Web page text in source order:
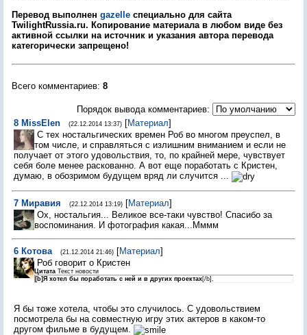
Перевод выполнен gazelle специально для сайта
TwilightRussia.ru. Копирование материала в любом виде без
активной ссылки на источник и указания автора перевода
категорически запрещено!
Всего комментариев: 8
Порядок вывода комментариев:
8 MissElen (22.12.2014 13:37) [Материал]
С тех ностальгических времен Роб во многом преуспел, в
том числе, и справляться с излишним вниманием и если не
получает от этого удовольствия, то, по крайней мере, чувствует
себя боле менее раскованно. А вот еще поработать с Кристен,
думаю, в обозримом будущем вряд ли случится ...
7 Миравия (22.12.2014 13:19) [Материал]
Ох, ностальгия... Великое все-таки чувство! Спасибо за
воспоминания. И фотография какая...Мммм
6 Котова (21.12.2014 21:46) [Материал]
Роб говорит о Кристен
Цитата Текст новости
[b]Я хотел бы поработать с ней и в других проектах[/b],
Я бы тоже хотела, чтобы это случилось. С удовольствием
посмотрела бы на совместную игру этих актеров в каком-то
другом фильме в будущем.